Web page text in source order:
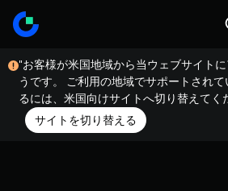
"お客様が米国地域から当ウェブサイト
うです。 ご利用の地域でサポートされ
るには、米国向けサイトへ切り替えてく
サイトを切り替える